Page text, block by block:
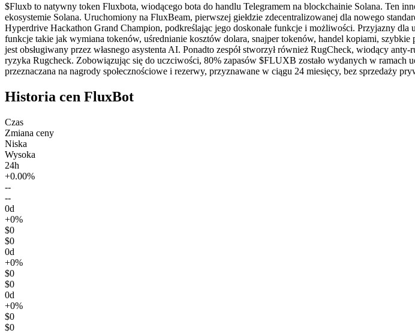
$Fluxb to natywny token Fluxbota, wiodącego bota do handlu Telegramem na blockchainie Solana. Ten
ekosystemie Solana. Uruchomiony na FluxBeam, pierwszej giełdzie zdecentralizowanej dla nowego
Hyperdrive Hackathon Grand Champion, podkreślając jego doskonałe funkcje i możliwości. Przyjazny
funkcje takie jak wymiana tokenów, uśrednianie kosztów dolara, snajper tokenów, handel kopiami,
jest obsługiwany przez własnego asystenta AI. Ponadto zespół stworzył również RugCheck, wiodący
ryzyka Rugcheck. Zobowiązując się do uczciwości, 80% zapasów $FLUXB zostało wydanych w ramach
przeznaczana na nagrody społecznościowe i rezerwy, przyznawane w ciągu 24 miesięcy, bez sprzedaży
Historia cen FluxBot
Czas
Zmiana ceny
Niska
Wysoka
24h
+0.00%
--
--
0d
+0%
$0
$0
0d
+0%
$0
$0
0d
+0%
$0
$0